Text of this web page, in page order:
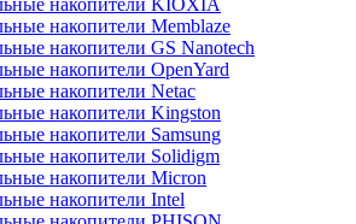
накопители KIOXIA
накопители Memblaze
накопители GS Nanotech
накопители OpenYard
накопители Netac
накопители Kingston
накопители Samsung
накопители Solidigm
накопители Micron
накопители Intel